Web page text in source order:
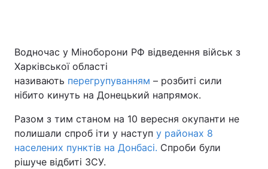
Водночас у Міноборони РФ відведення військ з
Харківської області
називають перегрупуванням – розбиті сили
нібито кинуть на Донецький напрямок.
Разом з тим станом на 10 вересня окупанти не
полишали спроб іти у наступ у районах 8
населених пунктів на Донбасі. Спроби були
рішуче відбиті ЗСУ.